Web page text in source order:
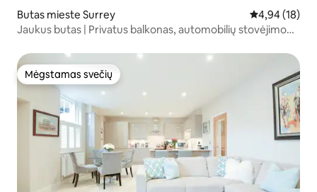
Butas mieste Surrey Vidutinis
4,94 (18)
Jaukus butas | Privatus balkonas, automobilių stovėjimo
Mėgstamas svečių
Mėgstamas svečių